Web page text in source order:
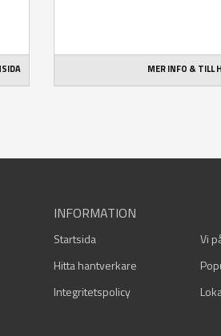
MER INFO & TILL
INFORMATION
Startsida
Vi
Hitta hantverkare
Integritetspolicy